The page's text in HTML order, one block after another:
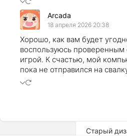
Arcada
18 апреля 2026 20:38
Хорошо, как вам будет
воспользуюсь
игрой. К счастью, мой
пока не отправился на
Старый